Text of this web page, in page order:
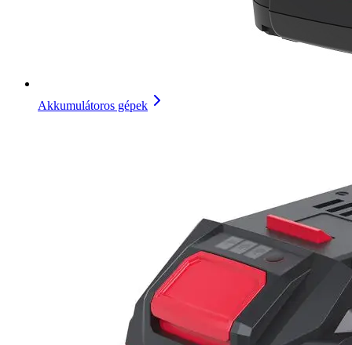
Akkumulátoros gépek